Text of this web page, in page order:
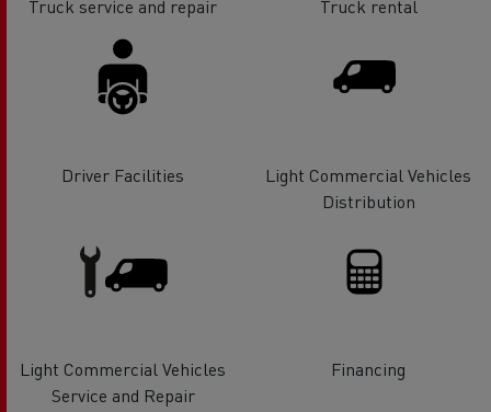
Truck service and repair Truck rental
Driver Facilities
Light Commercial Vehicles
Distribution
Light Commercial Vehicles
Service and Repair
Financing